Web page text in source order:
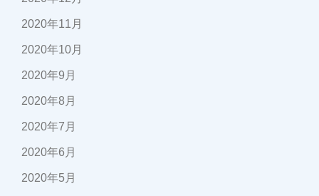
2020年11月
2020年10月
2020年9月
2020年8月
2020年7月
2020年6月
2020年5月